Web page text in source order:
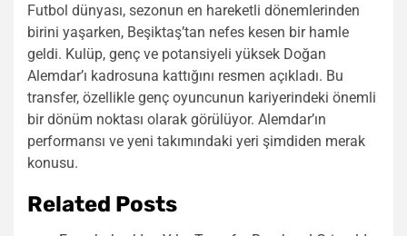
Futbol dünyası, sezonun en hareketli dönemlerinden
birini yaşarken, Beşiktaş’tan nefes kesen bir hamle
geldi. Kulüp, genç ve potansiyeli yüksek Doğan
Alemdar’ı kadrosuna kattığını resmen açıkladı. Bu
transfer, özellikle genç oyuncunun kariyerindeki önemli
bir dönüm noktası olarak görülüyor. Alemdar’ın
performansı ve yeni takımındaki yeri şimdiden merak
konusu.
Related Posts